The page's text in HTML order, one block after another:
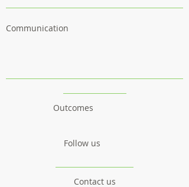
Outcomes
Contact us
Communication
Follow us